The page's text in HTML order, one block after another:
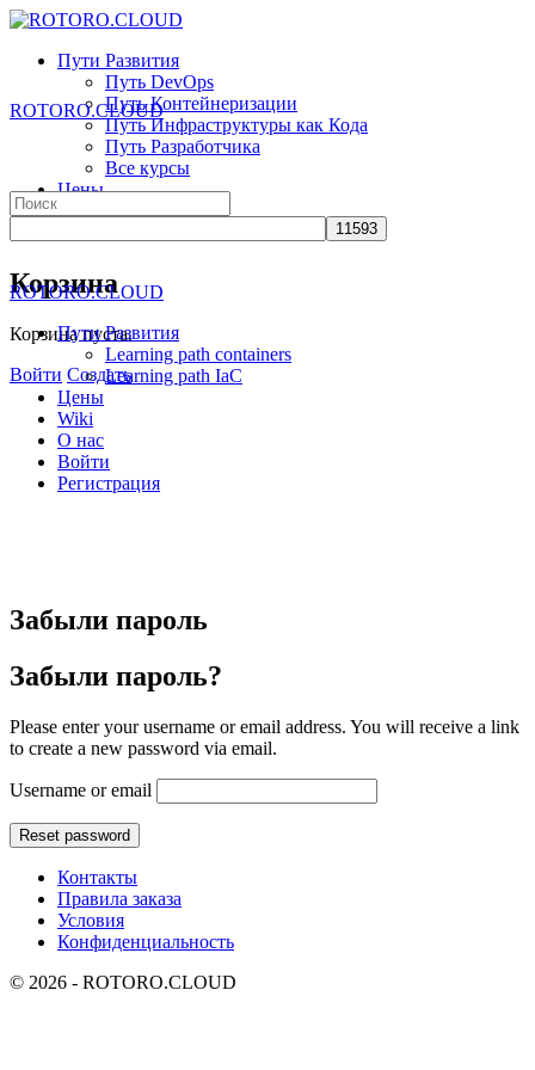
Toggle
Panel
Пути Развития
Путь DevOps
Путь Контейнеризации
Путь Инфраструктуры как Кода
Путь Разработчика
Все курсы
Цены
Wiki
More
options
Корзина
Корзина пуста.
Войти Создать
ROTORO.CLOUD
Search
for:
ROTORO.CLOUD
Пути Развития
Learning path containers
Learning path IaC
Цены
Wiki
О нас
Войти
Регистрация
Забыли пароль
Забыли пароль?
Please enter your username or email address. You will receive a link
to create a new password via email.
Username or email
Reset password
Контакты
Правила заказа
Условия
Конфиденциальность
© 2026 - ROTORO.CLOUD